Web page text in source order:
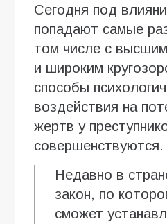
Сегодня под
попадают самые
том числе с
и широким
способы
воздействия на
жертв у
совершенствуются.
Недавно в
закон, по
сможет